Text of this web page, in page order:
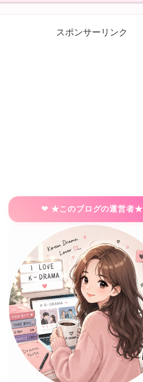
スポンサーリンク
★このブログの運営者★